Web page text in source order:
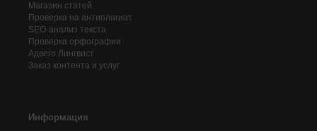
Магазин статей
Проверка на антиплагиат
SEO-анализ текста
Проверка орфографии
Адвего Лингвист
Заказ контента и услуг
Информация